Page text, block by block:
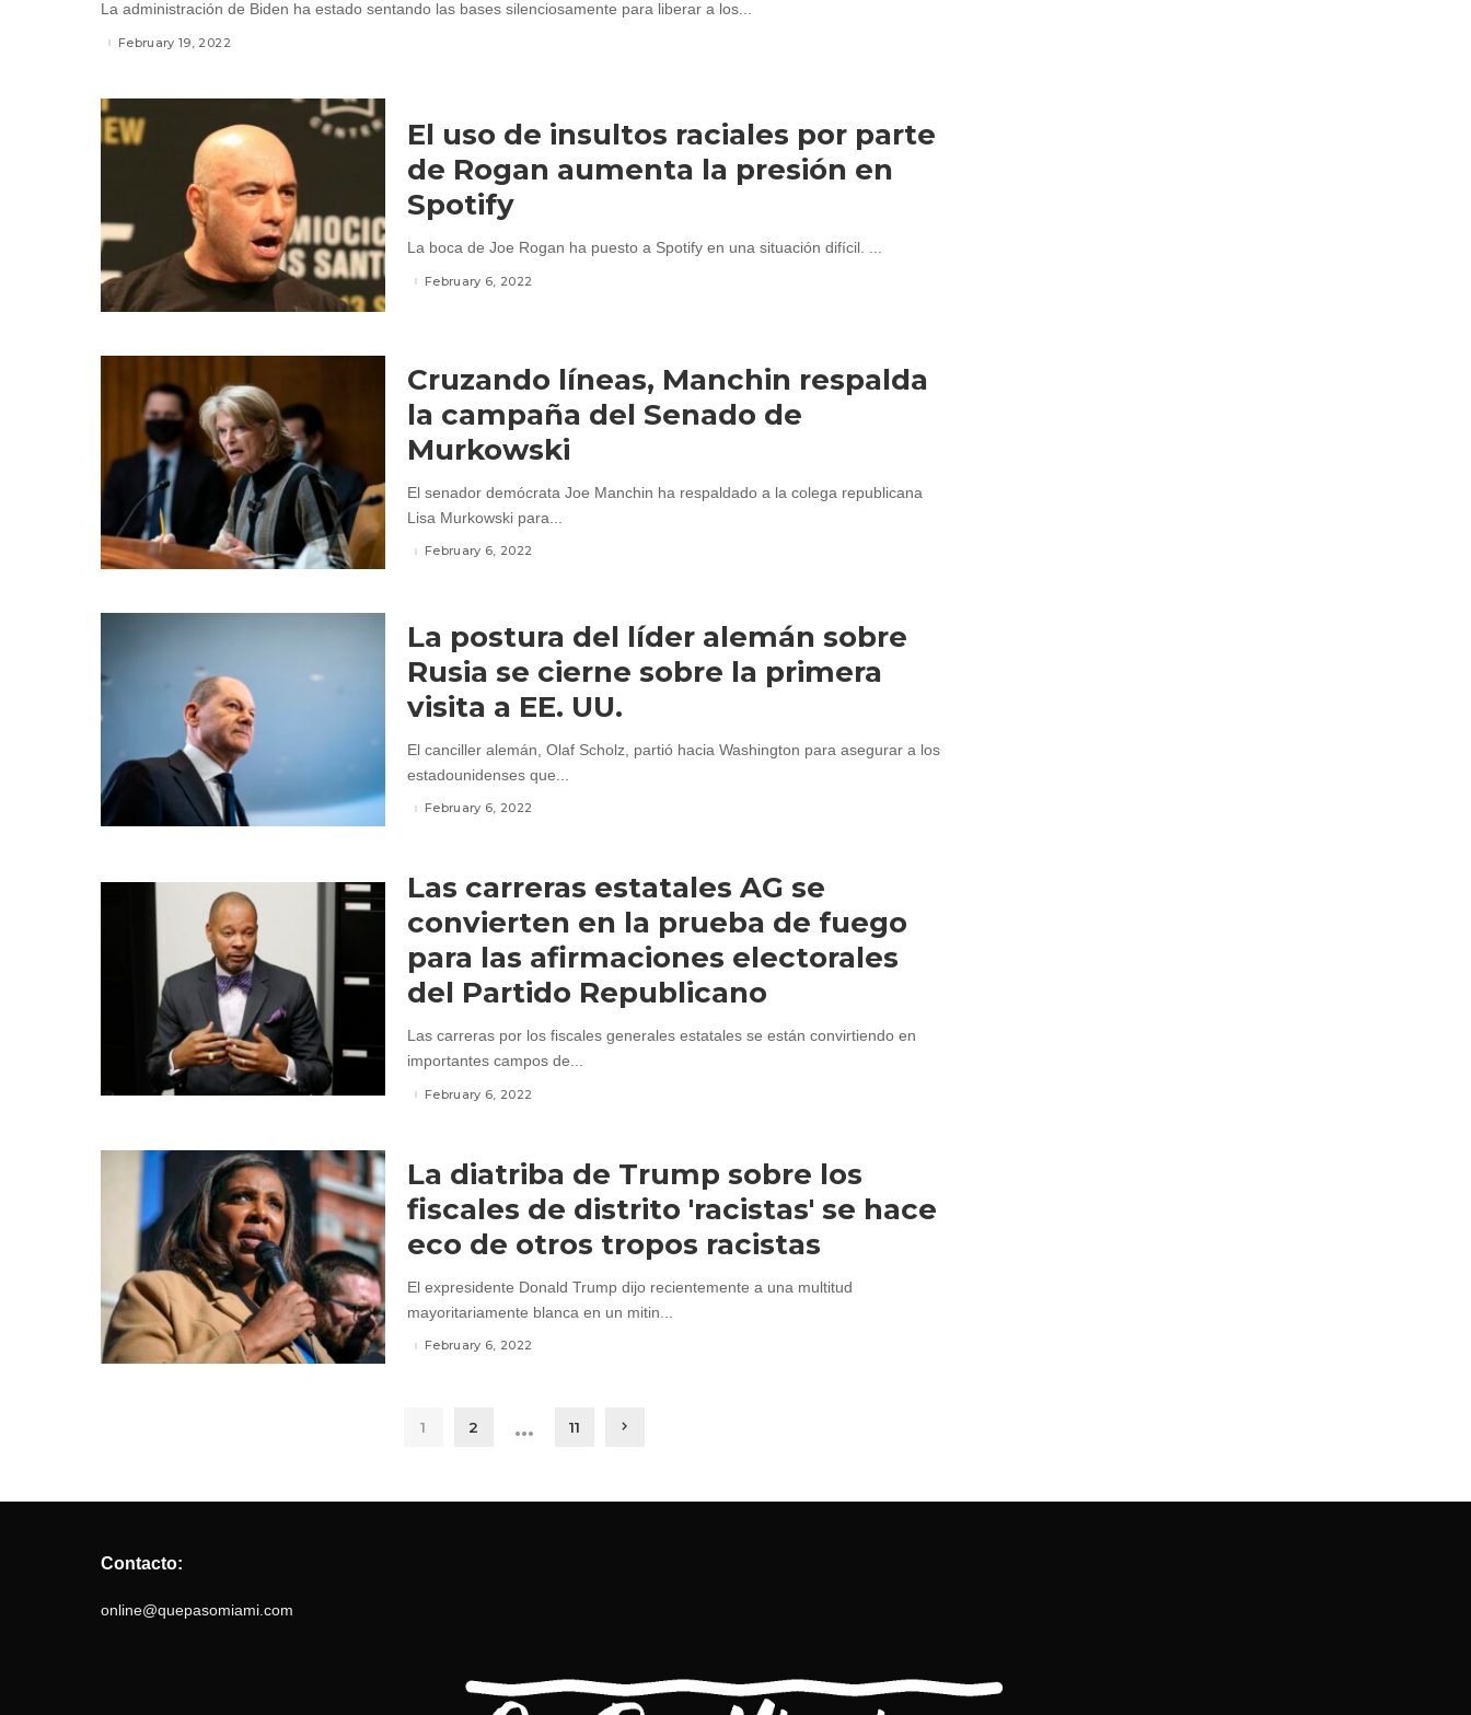
La administración de Biden ha estado sentando las bases silenciosamente para liberar a los...
February 19, 2022
El uso de insultos raciales por parte
de Rogan aumenta la presión en
Spotify
La boca de Joe Rogan ha puesto a Spotify en una situación difícil. ...
February 6, 2022
Cruzando líneas, Manchin respalda
la campaña del Senado de
Murkowski
El senador demócrata Joe Manchin ha respaldado a la colega republicana
Lisa Murkowski para...
February 6, 2022
La postura del líder alemán sobre
Rusia se cierne sobre la primera
visita a EE. UU.
El canciller alemán, Olaf Scholz, partió hacia Washington para asegurar a los
estadounidenses que...
February 6, 2022
Las carreras estatales AG se
convierten en la prueba de fuego
para las afirmaciones electorales
del Partido Republicano
Las carreras por los fiscales generales estatales se están convirtiendo en
importantes campos de...
February 6, 2022
La diatriba de Trump sobre los
fiscales de distrito 'racistas' se hace
eco de otros tropos racistas
El expresidente Donald Trump dijo recientemente a una multitud
mayoritariamente blanca en un mitin...
February 6, 2022
1 2 … 11
Contacto:
online@quepasomiami.com